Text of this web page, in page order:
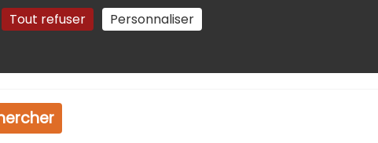
Tout refuser Personnaliser
site Gestion des cookies